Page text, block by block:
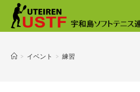
> イベント > 練習